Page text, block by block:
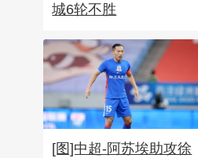
城6轮不胜
[图]中超-阿苏埃助攻徐